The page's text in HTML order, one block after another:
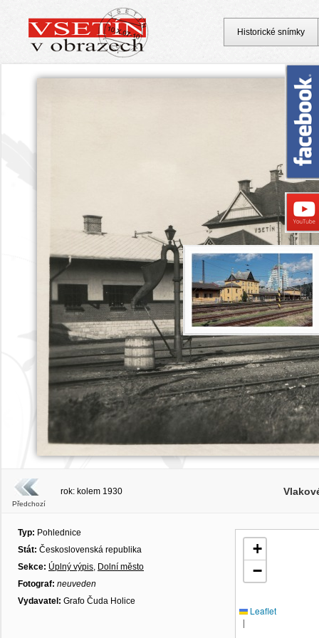
Předchozí
rok: kolem 1930
Typ: Pohlednice
Stát: Československá republika
Sekce: Úplný výpis, Dolní město
Fotograf: neuveden
Vydavatel: Grafo Čuda Holice
+
−
Leaflet
|
Historické snímky